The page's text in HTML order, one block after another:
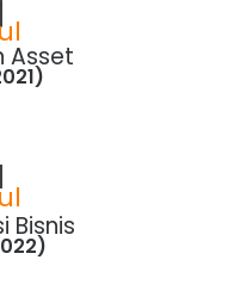
Asset
Bisnis